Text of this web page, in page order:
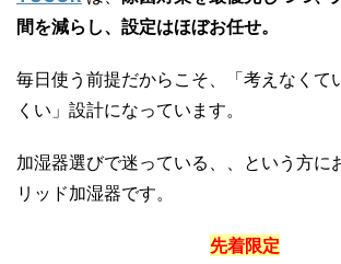
間を減らし、設定はほぼお任せ。
毎日使う前提だからこそ、「考えなくて
くい」設計になっています。
加湿器選びで迷っている、、という方に
リッド加湿器です。
先着限定